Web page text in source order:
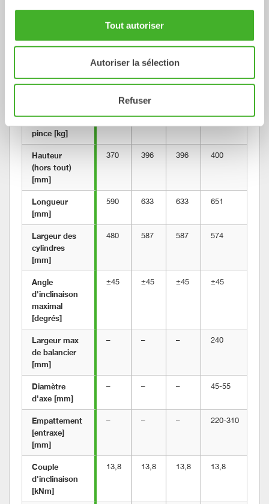
Tout autoriser
Autoriser la sélection
Refuser
Couple de
65 65 65 65
Poids à partir
195 195 195 195
pince [kg]
55
Hauteur
(hors tout)
[mm]
370 396 396 400
Longueur
[mm]
590 633 633 651
Largeur des
cylindres
[mm]
480 587 587 574
Angle
d'inclinaison
maximal
[degrés]
±45 ±45 ±45 ±45
Largeur max
de balancier
[mm]
– – – 240
Diamètre
d'axe [mm]
– – – 45-55
Empattement
[entraxe]
[mm]
– – – 220-310
Couple
d'inclinaison
[kNm]
13,8 13,8 13,8 13,8